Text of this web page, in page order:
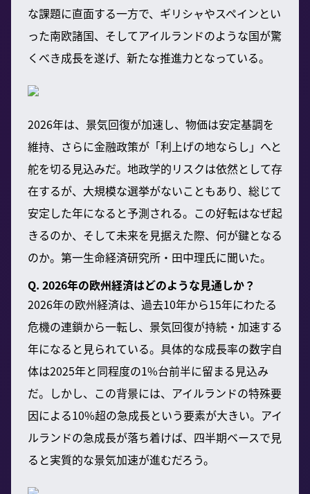
な課題に直面する一方で、ギリシャやスペインとい
った南欧諸国、そしてアイルランドのような国が驚
くべき成長を遂げ、新たな推進力となっている。
2026年は、景気回復が加速し、物価は安定基調を
維持、さらに金融政策が「利上げの地ならし」へと
舵を切る見込みだ。地政学的リスクは依然として存
在するが、大規模な選挙がないこともあり、総じて
安定した年になると予測される。この好転はなぜ起
きるのか、そして未来を見据えた際、何が鍵となる
のか。 第一生命経済研究所・田中理氏に聞いた。
Q. 2026年の欧州経済はどのような見通しか？
2026年の欧州経済は、過去10年から15年にわたる
危機の連鎖から一転し、景気回復が持続・加速する
年になると見られている。具体的な成長率の数字自
体は2025年と同程度の1%台前半に留まる見込み
だ。しかし、この背景には、アイルランドの特殊要
因による10%超の急成長という要素が大きい。アイ
ルランドの急成長が落ち着けば、四半期ベースで見
ると実質的な景気加速が進むだろう。